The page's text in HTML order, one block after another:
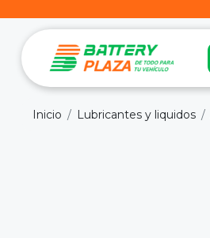
Inicio Lubricantes y liquidos